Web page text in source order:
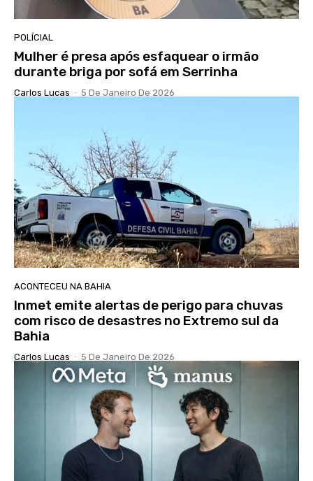
POLÍCIAL
Mulher é presa após esfaquear o irmão
durante briga por sofá em Serrinha
Carlos Lucas - 5 De Janeiro De 2026
ACONTECEU NA BAHIA
Inmet emite alertas de perigo para chuvas
com risco de desastres no Extremo sul da
Bahia
Carlos Lucas - 5 De Janeiro De 2026